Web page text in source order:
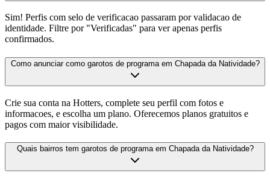
Sim! Perfis com selo de verificacao passaram por validacao de
identidade. Filtre por "Verificadas" para ver apenas perfis
confirmados.
Como anunciar como garotos de programa em Chapada da Natividade?
Crie sua conta na Hotters, complete seu perfil com fotos e
informacoes, e escolha um plano. Oferecemos planos gratuitos e
pagos com maior visibilidade.
Quais bairros tem garotos de programa em Chapada da Natividade?